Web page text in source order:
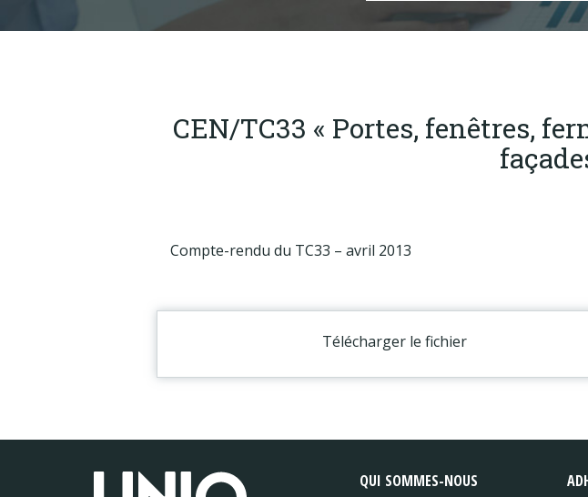
CEN/TC33 « Portes, fenêtres,
Compte-rendu du TC33 – avril 2013
Télécharger le fichier
QUI SOMMES-NOUS